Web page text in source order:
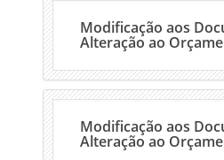
Modificação aos
Alteração ao
Modificação aos
Alteração ao